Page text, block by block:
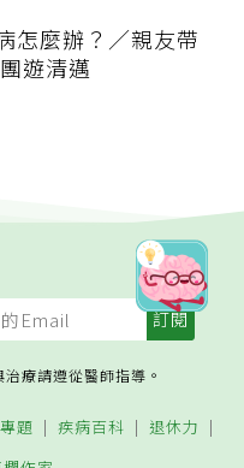
怎麼辦？／親友帶
遊清邁
療請遵從醫師指導。
題 疾病百科
退休力